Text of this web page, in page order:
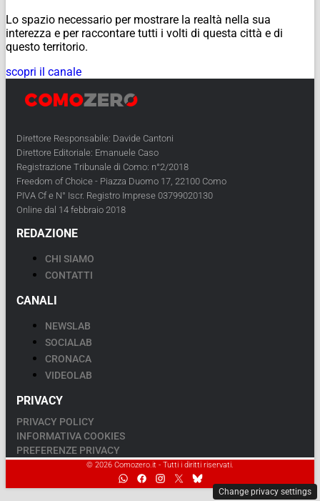
Lo spazio necessario per mostrare la realtà nella sua
interezza e per raccontare tutti i volti di questa città e di
questo territorio.
scopri il canale
Direttore Responsabile: Davide Cantoni
Direttore Editoriale: Emanuele Caso
Registrazione Tribunale di Como: n°2/2018
Freedom of Choice - Piazza Duomo 17, 22100 Como
PIVA Cf e N° Iscr. Registro Imprese 03799020130
Online dal 14 febbraio 2018
REDAZIONE
CHI SIAMO
CONTATTI
CANALI
NEWSLAB
SOCIALAB
CRONACA
VIDEOLAB
PRIVACY
PRIVACY POLICY
INFORMATIVA COOKIES
PREFERENZE PRIVACY
© 2026 Comozero.it - Tutti i diritti riservati.
Change privacy settings